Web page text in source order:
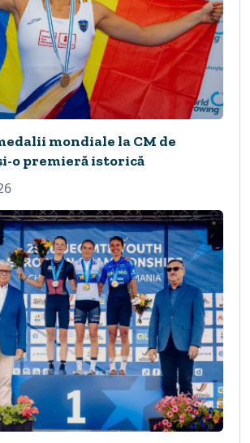
mondiale la CM de
o premieră istorică